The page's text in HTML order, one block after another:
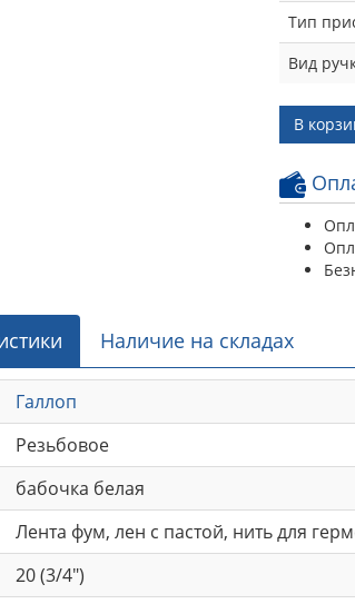
Тип
Вид
В
Наличие на складах
Галлоп
Резьбовое
бабочка белая
Лента фум, лен с пастой, нить для
20 (3/4")